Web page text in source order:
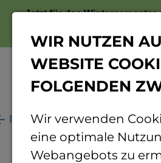
Jetzt für das
Hochschulen gegen
Weltoffene
WIR NUTZEN
WEBSITE
FOLGENDEN
Wir verwenden
eine optimale
Webangebots zu